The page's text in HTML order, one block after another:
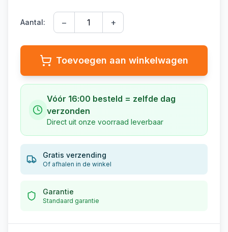
Aantal: − +
Toevoegen aan winkelwagen
Vóór 16:00 besteld = zelfde dag
verzonden
Direct uit onze voorraad leverbaar
Gratis verzending
Of afhalen in de winkel
Garantie
Standaard garantie